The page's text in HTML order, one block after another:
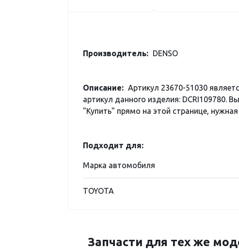
Производитель: DENSO
Описание: Артикул 23670-51030
артикул данного изделия: DCRI109780.
"Купить" прямо на этой странице,
Подходит для:
Марка автомобиля
TOYOTA
Запчасти для тех же